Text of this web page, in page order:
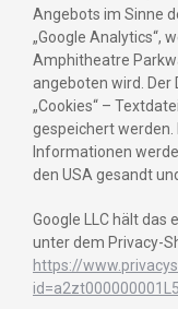
Angebots im Sinne
„Google Analytics“,
Amphitheatre
angeboten wird. Der
„Cookies“ –
gespeichert werden.
Informationen
den USA gesandt
Google LLC hält das
unter dem Privacy-
https://